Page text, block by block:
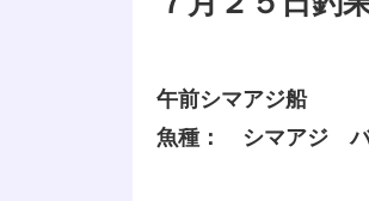
午前シマアジ船
魚種： シマアジ バ